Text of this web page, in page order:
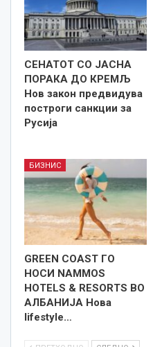
СЕНАТОТ СО ЈАСНА
ПОРАКА ДО КРЕМЉ
Нов закон предвидува
построги санкции за
Русија
БИЗНИС
GREEN COAST ГО
НОСИ NAMMOS
HOTELS & RESORTS ВО
АЛБАНИЈА Нова
lifestyle…